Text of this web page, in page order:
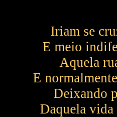
Iriam se
E meio
Aquela
E
Deixando
Daquela